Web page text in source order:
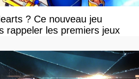
? Ce nouveau jeu
rappeler les premiers jeux